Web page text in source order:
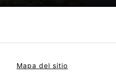
Mapa del sitio